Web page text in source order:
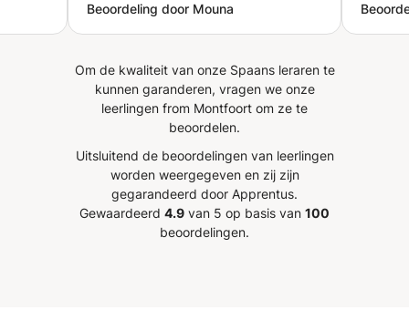
”
Beoordeling door Mouna
Om de kwaliteit van onze Spaans leraren te
kunnen garanderen, vragen we onze
leerlingen from Montfoort om ze te
beoordelen.
Uitsluitend de beoordelingen van leerlingen
worden weergegeven en zij zijn
gegarandeerd door Apprentus.
Gewaardeerd 4.9 van 5 op basis van 100
beoordelingen.